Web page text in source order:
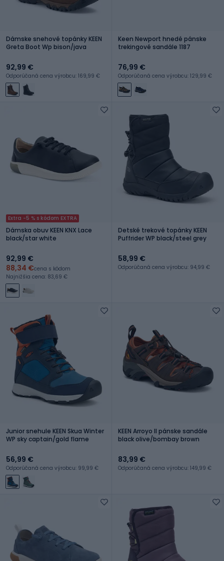
Dámske snehové topánky KEEN
Greta Boot Wp bison/java
92,99 €
Odporúčaná cena výrobcu: 169,99 €
Keen Newport hnedé pánske
trekingové sandále 1187
76,99 €
Odporúčaná cena výrobcu: 129,99 €
Extra -5 % s kódom EXTRA
Dámska obuv KEEN KNX Lace
black/star white
92,99 €
88,34 €cena s kódom
Najnižšia cena: 83,69 €
Detské trekové topánky KEEN
Puffrider WP black/steel grey
58,99 €
Odporúčaná cena výrobcu: 94,99 €
Junior snehule KEEN Skua Winter
WP sky captain/gold flame
56,99 €
Odporúčaná cena výrobcu: 99,99 €
KEEN Arroyo II pánske sandále
black olive/bombay brown
83,99 €
Odporúčaná cena výrobcu: 149,99 €